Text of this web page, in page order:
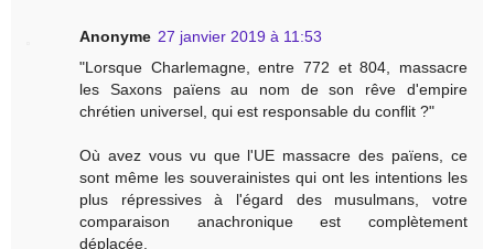
Anonyme 27 janvier 2019 à 11:53
"Lorsque Charlemagne, entre 772 et 804, massacre
les Saxons païens au nom de son rêve d'empire
chrétien universel, qui est responsable du conflit ?"
Où avez vous vu que l'UE massacre des païens, ce
sont même les souverainistes qui ont les intentions les
plus répressives à l'égard des musulmans, votre
comparaison anachronique est complètement
déplacée.